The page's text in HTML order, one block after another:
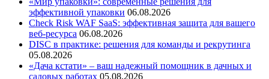
эффективной упаковки 06.08.2026
Check Risk WAF SaaS: эффективная защита для вашего
веб-ресурса 06.08.2026
DISC в практике: решения для команды и рекрутинга
05.08.2026
«Дача кстати» – ваш надежный помощник в дачных и
садовых работах 05.08.2026